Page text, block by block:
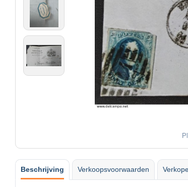
Beschrijving Verkoopsvoorwaarden